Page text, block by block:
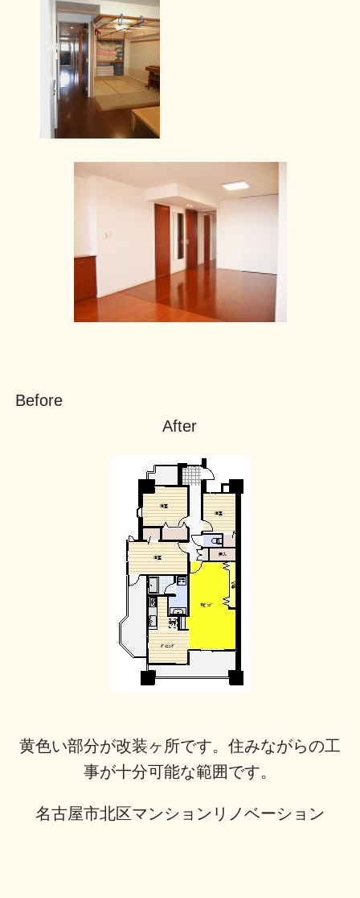
After
黄色い部分が改装ヶ所です。住みながらの工
事が十分可能な範囲です。
名古屋市北区マンションリノベーション